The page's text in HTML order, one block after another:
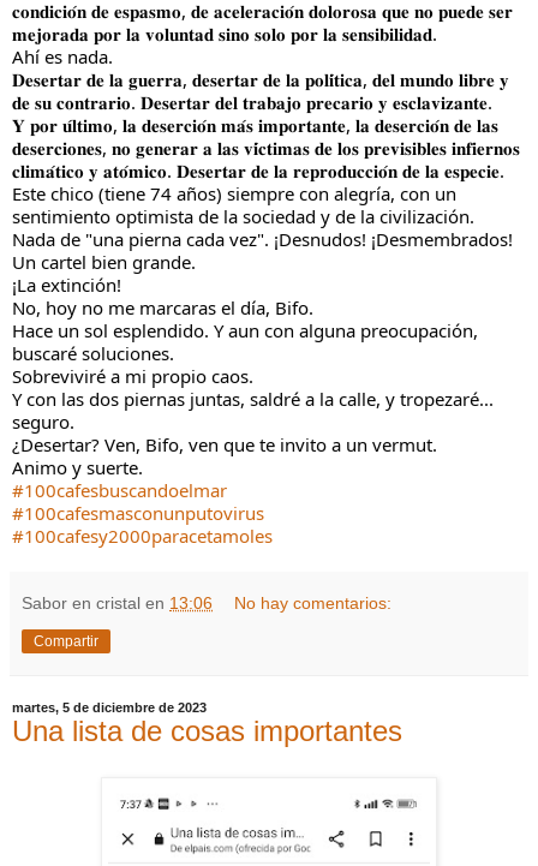
𝐜𝐨𝐧𝐝𝐢𝐜𝐢𝐨́𝐧 𝐝𝐞 𝐞𝐬𝐩𝐚𝐬𝐦𝐨, 𝐝𝐞 𝐚𝐜𝐞𝐥𝐞𝐫𝐚𝐜𝐢𝐨́𝐧 𝐝𝐨𝐥𝐨𝐫𝐨𝐬𝐚 𝐪𝐮𝐞 𝐧𝐨 𝐩𝐮𝐞𝐝𝐞 𝐬𝐞𝐫
𝐦𝐞𝐣𝐨𝐫𝐚𝐝𝐚 𝐩𝐨𝐫 𝐥𝐚 𝐯𝐨𝐥𝐮𝐧𝐭𝐚𝐝 𝐬𝐢𝐧𝐨 𝐬𝐨𝐥𝐨 𝐩𝐨𝐫 𝐥𝐚 𝐬𝐞𝐧𝐬𝐢𝐛𝐢𝐥𝐢𝐝𝐚𝐝.
Ahí es nada.
𝐃𝐞𝐬𝐞𝐫𝐭𝐚𝐫 𝐝𝐞 𝐥𝐚 𝐠𝐮𝐞𝐫𝐫𝐚, 𝐝𝐞𝐬𝐞𝐫𝐭𝐚𝐫 𝐝𝐞 𝐥𝐚 𝐩𝐨𝐥𝐢́𝐭𝐢𝐜𝐚, 𝐝𝐞𝐥 𝐦𝐮𝐧𝐝𝐨 𝐥𝐢𝐛𝐫𝐞 𝐲
𝐝𝐞 𝐬𝐮 𝐜𝐨𝐧𝐭𝐫𝐚𝐫𝐢𝐨. 𝐃𝐞𝐬𝐞𝐫𝐭𝐚𝐫 𝐝𝐞𝐥 𝐭𝐫𝐚𝐛𝐚𝐣𝐨 𝐩𝐫𝐞𝐜𝐚𝐫𝐢𝐨 𝐲 𝐞𝐬𝐜𝐥𝐚𝐯𝐢𝐳𝐚𝐧𝐭𝐞.
𝐘 𝐩𝐨𝐫 𝐮́𝐥𝐭𝐢𝐦𝐨, 𝐥𝐚 𝐝𝐞𝐬𝐞𝐫𝐜𝐢𝐨́𝐧 𝐦𝐚́𝐬 𝐢𝐦𝐩𝐨𝐫𝐭𝐚𝐧𝐭𝐞, 𝐥𝐚 𝐝𝐞𝐬𝐞𝐫𝐜𝐢𝐨́𝐧 𝐝𝐞 𝐥𝐚𝐬
𝐝𝐞𝐬𝐞𝐫𝐜𝐢𝐨𝐧𝐞𝐬, 𝐧𝐨 𝐠𝐞𝐧𝐞𝐫𝐚𝐫 𝐚 𝐥𝐚𝐬 𝐯𝐢́𝐜𝐭𝐢𝐦𝐚𝐬 𝐝𝐞 𝐥𝐨𝐬 𝐩𝐫𝐞𝐯𝐢𝐬𝐢𝐛𝐥𝐞𝐬 𝐢𝐧𝐟𝐢𝐞𝐫𝐧𝐨𝐬
𝐜𝐥𝐢𝐦𝐚́𝐭𝐢𝐜𝐨 𝐲 𝐚𝐭𝐨́𝐦𝐢𝐜𝐨. 𝐃𝐞𝐬𝐞𝐫𝐭𝐚𝐫 𝐝𝐞 𝐥𝐚 𝐫𝐞𝐩𝐫𝐨𝐝𝐮𝐜𝐜𝐢𝐨́𝐧 𝐝𝐞 𝐥𝐚 𝐞𝐬𝐩𝐞𝐜𝐢𝐞.
Este chico (tiene 74 años) siempre con alegría, con un
sentimiento optimista de la sociedad y de la civilización.
Nada de "una pierna cada vez". ¡Desnudos! ¡Desmembrados!
Un cartel bien grande.
¡La extinción!
No, hoy no me marcaras el día, Bifo.
Hace un sol esplendido. Y aun con alguna preocupación,
buscaré soluciones.
Sobreviviré a mi propio caos.
Y con las dos piernas juntas, saldré a la calle, y tropezaré...
seguro.
¿Desertar? Ven, Bifo, ven que te invito a un vermut.
Animo y suerte.
#100cafesbuscandoelmar
#100cafesmasconunputovirus
#100cafesy2000paracetamoles
Sabor en cristal en 13:06 No hay comentarios:
Compartir
martes, 5 de diciembre de 2023
Una lista de cosas importantes